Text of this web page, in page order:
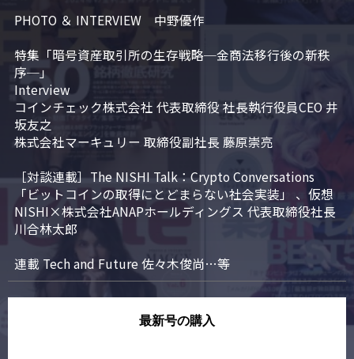
PHOTO ＆ INTERVIEW　中野優作
特集「暗号資産取引所の生存戦略─金商法移行後の新秩
序─」
Interview
コインチェック株式会社 代表取締役 社長執行役員CEO 井
坂友之
株式会社マーキュリー 取締役副社長 藤原崇亮
［対談連載］The NISHI Talk：Crypto Conversations
「ビットコインの取得にとどまらない社会実装」 、仮想
NISHI×株式会社ANAPホールディングス 代表取締役社長
川合林太郎
連載 Tech and Future 佐々木俊尚…等
最新号の購入